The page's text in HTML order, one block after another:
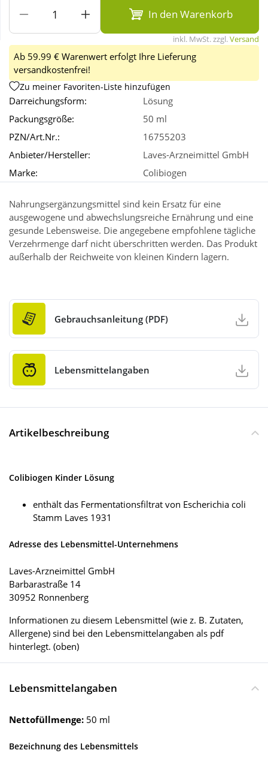
Wellness
In den Warenkorb
inkl. MwSt. zzgl.Versand
Ab 59.99 € Warenwert erfolgt Ihre Lieferung
versandkostenfrei!
Zu meiner Favoriten-Liste hinzufügen
Darreichungsform:
Lösung
Packungsgröße:
50 ml
PZN/Art.Nr.:
16755203
Anbieter/Hersteller:
Laves-Arzneimittel GmbH
Marke:
Colibiogen
Nahrungsergänzungsmittel sind kein Ersatz für eine
ausgewogene und abwechslungsreiche Ernährung und eine
gesunde Lebensweise. Die angegebene empfohlene tägliche
Verzehrmenge darf nicht überschritten werden. Das Produkt
außerhalb der Reichweite von kleinen Kindern lagern.
Gebrauchsanleitung (PDF)
Lebensmittelangaben
Artikelbeschreibung
Colibiogen Kinder Lösung
enthält das Fermentationsfiltrat von Escherichia coli
Stamm Laves 1931
Adresse des Lebensmittel-Unternehmens
Laves-Arzneimittel GmbH
Barbarastraße 14
30952 Ronnenberg
Informationen zu diesem Lebensmittel (wie z. B. Zutaten,
Allergene) sind bei den Lebensmittelangaben als pdf
hinterlegt. (oben)
Lebensmittelangaben
Nettofüllmenge: 50 ml
Bezeichnung des Lebensmittels